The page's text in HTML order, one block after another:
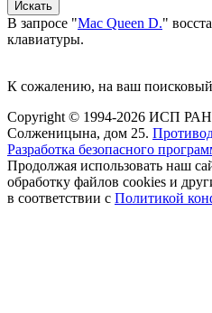
В запросе "Mac Queen D."
клавиатуры.
К сожалению, на ваш поисковый
Copyright © 1994-2026 ИСП
Солженицына, дом 25.
Разработка безопасного
Продолжая использовать наш
обработку файлов cookies и
в соответствии с Политикой